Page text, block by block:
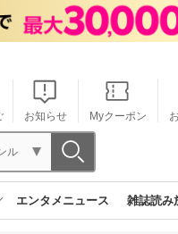
お知らせ Myクーポン
ル
エンタメニュース 雑誌読み